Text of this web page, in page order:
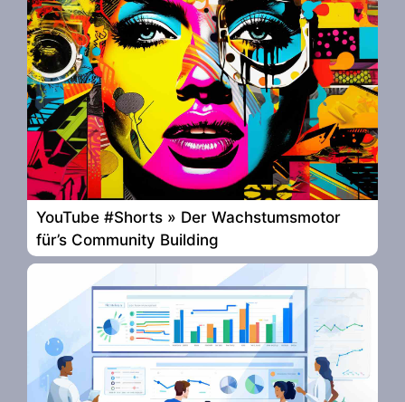
YouTube #Shorts » Der Wachstumsmotor
für’s Community Building